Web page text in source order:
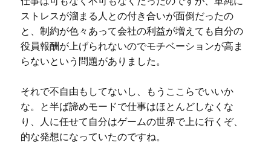
ストレスが溜まる人との付き合いが面倒だったの
と、制約が色々あって会社の利益が増えても自分の
役員報酬が上げられないのでモチベーションが高ま
らないという問題がありました。
それで不自由もしてないし、もうここらでいいか
な。と半ば諦めモードで仕事はほとんどしなくな
り、人に任せて自分はゲームの世界で上に行くぞ、
的な発想になっていたのですね。